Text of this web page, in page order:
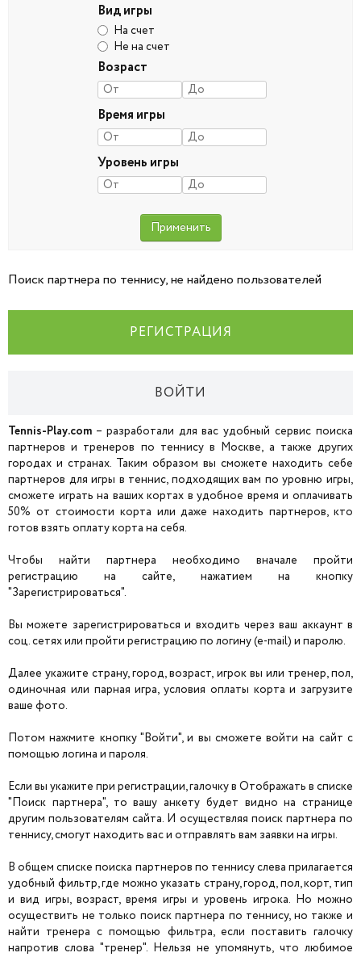
Вид игры
На счет
Не на счет
Возраст
Время игры
Уровень игры
Поиск партнера по теннису, не найдено пользователей
РЕГИСТРАЦИЯ
ВОЙТИ
Tennis-Play.com – разработали для вас удобный сервис поиска
партнеров и тренеров по теннису в Москве, а также других
городах и странах. Таким образом вы сможете находить себе
партнеров для игры в теннис, подходящих вам по уровню игры,
сможете играть на ваших кортах в удобное время и оплачивать
50% от стоимости корта или даже находить партнеров, кто
готов взять оплату корта на себя.
Чтобы найти партнера необходимо вначале пройти
регистрацию на сайте, нажатием на кнопку
"Зарегистрироваться".
Вы можете зарегистрироваться и входить через ваш аккаунт в
соц. сетях или пройти регистрацию по логину (e-mail) и паролю.
Далее укажите страну, город, возраст, игрок вы или тренер, пол,
одиночная или парная игра, условия оплаты корта и загрузите
ваше фото.
Потом нажмите кнопку "Войти", и вы сможете войти на сайт с
помощью логина и пароля.
Если вы укажите при регистрации, галочку в Отображать в списке
"Поиск партнера", то вашу анкету будет видно на странице
другим пользователям сайта. И осуществляя поиск партнера по
теннису, смогут находить вас и отправлять вам заявки на игры.
В общем списке поиска партнеров по теннису слева прилагается
удобный фильтр, где можно указать страну, город, пол, корт, тип
и вид игры, возраст, время игры и уровень игрока. Но можно
осуществить не только поиск партнера по теннису, но также и
найти тренера с помощью фильтра, если поставить галочку
напротив слова "тренер". Нельзя не упомянуть, что любимое